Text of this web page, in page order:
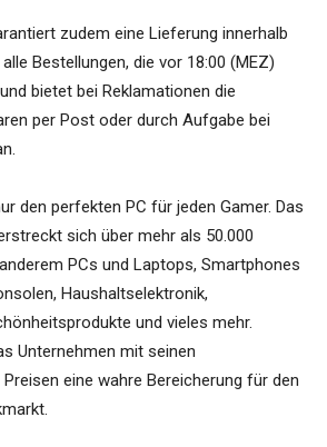
zudem eine Lieferung innerhalb
Bestellungen, die vor 18:00 (MEZ)
bietet bei Reklamationen die
per Post oder durch Aufgabe bei
den perfekten PC für jeden Gamer. Das
sich über mehr als 50.000
PCs und Laptops, Smartphones
Haushaltselektronik,
und vieles mehr.
Unternehmen mit seinen
eine wahre Bereicherung für den